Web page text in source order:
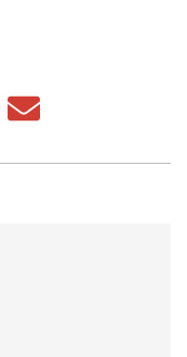
Share